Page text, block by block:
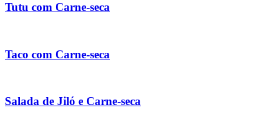
Tutu com Carne-seca
Taco com Carne-seca
Salada de Jiló e Carne-seca